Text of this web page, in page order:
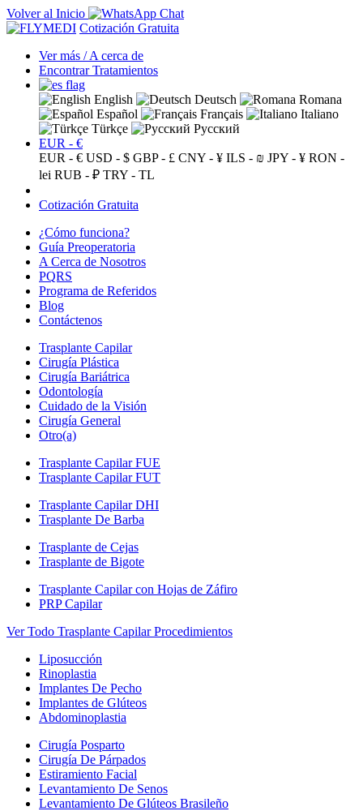
Volver al Inicio
Cotización Gratuita
Ver más / A cerca de
Encontrar Tratamientos
English Deutsch
Romana
Español
Français
Italiano
Türkçe
Русский
EUR - €
EUR - € USD - $ GBP - £ CNY - ¥ ILS - ₪ JPY - ¥ RON -
lei RUB - ₽ TRY - TL
Cotización Gratuita
¿Cómo funciona?
Guía Preoperatoria
A Cerca de Nosotros
PQRS
Programa de Referidos
Blog
Contáctenos
Trasplante Capilar
Cirugía Plástica
Cirugía Bariátrica
Odontología
Cuidado de la Visión
Cirugía General
Otro(a)
Trasplante Capilar FUE
Trasplante Capilar FUT
Trasplante Capilar DHI
Trasplante De Barba
Trasplante de Cejas
Trasplante de Bigote
Trasplante Capilar con Hojas de Záfiro
PRP Capilar
Ver Todo Trasplante Capilar Procedimientos
Liposucción
Rinoplastia
Implantes De Pecho
Implantes de Glúteos
Abdominoplastia
Cirugía Posparto
Cirugía De Párpados
Estiramiento Facial
Levantamiento De Senos
Levantamiento De Glúteos Brasileño